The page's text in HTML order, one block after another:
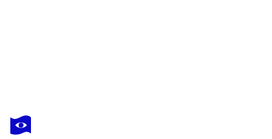
ANDRIANA URA
Architettura del Controllo